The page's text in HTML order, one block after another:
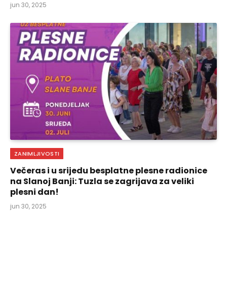
jun 30, 2025
ZANIMLJIVOSTI
Večeras i u srijedu besplatne plesne radionice
na Slanoj Banji: Tuzla se zagrijava za veliki
plesni dan!
jun 30, 2025